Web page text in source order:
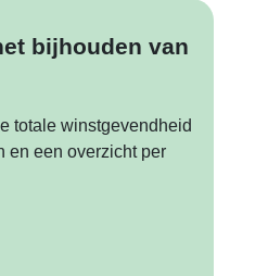
bijhouden van
totale winstgevendheid
en een overzicht per